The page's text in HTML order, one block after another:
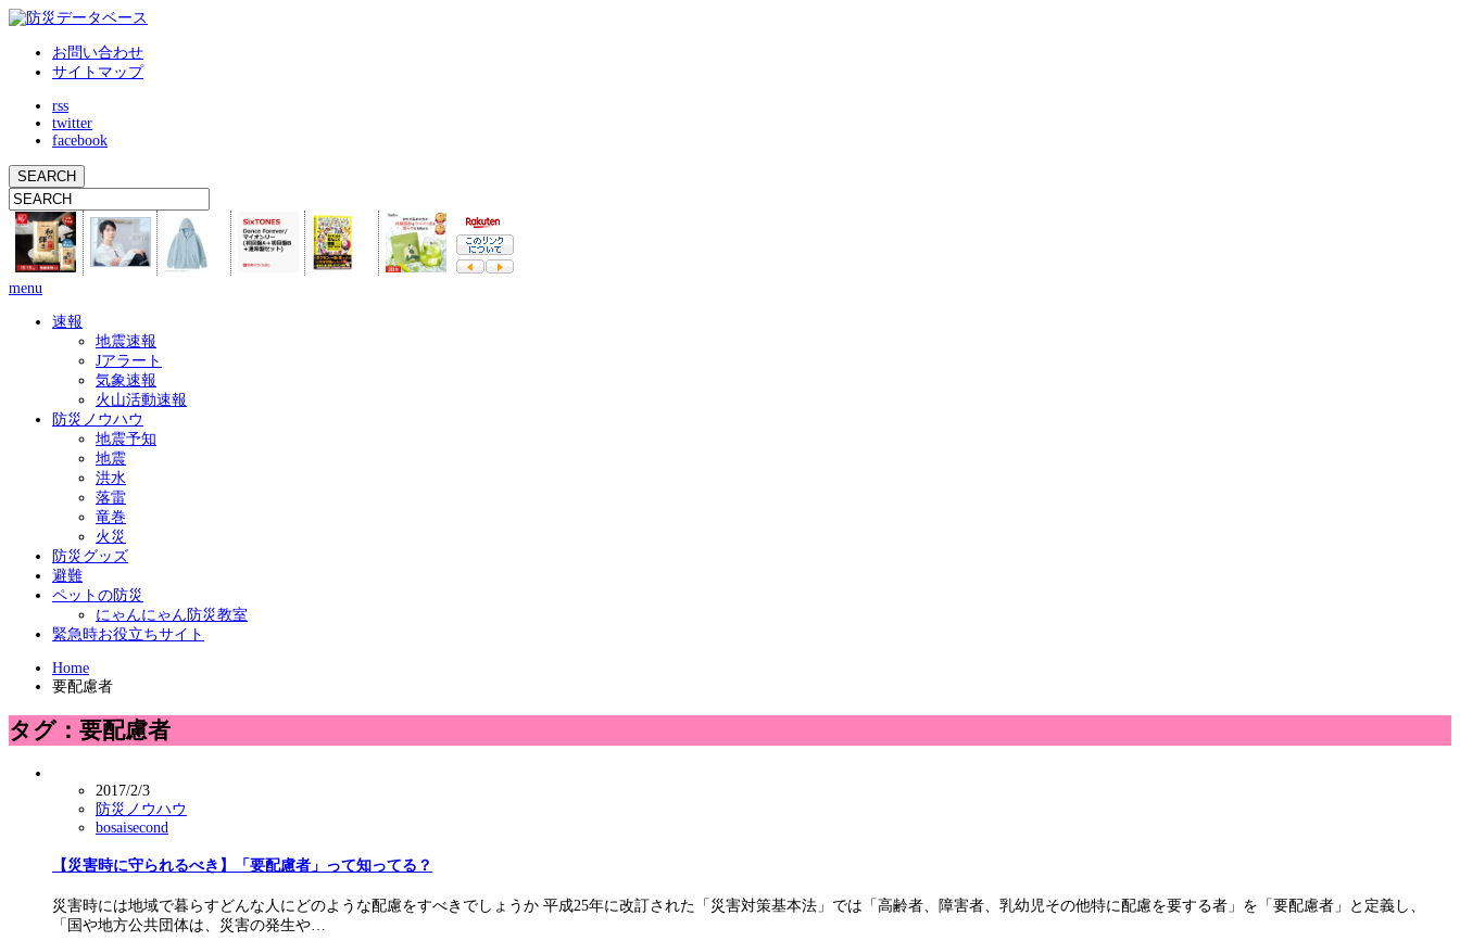
お問い合わせ
サイトマップ
rss
twitter
facebook
menu
速報
地震速報
Jアラート
気象速報
火山活動速報
防災ノウハウ
地震予知
地震
洪水
落雷
竜巻
火災
防災グッズ
避難
ペットの防災
にゃんにゃん防災教室
緊急時お役立ちサイト
Home
要配慮者
タグ：要配慮者
2017/2/3
防災ノウハウ
bosaisecond
【災害時に守られるべき】「要配慮者」って知ってる？
災害時には地域で暮らすどんな人にどのような配慮をすべきでしょうか 平成25年に改訂された「災害対策基本法」では「高齢者、障害者、乳幼児その他特に配慮を要する者」を「要配慮者」と定義し、
「国や地方公共団体は、災害の発生や…